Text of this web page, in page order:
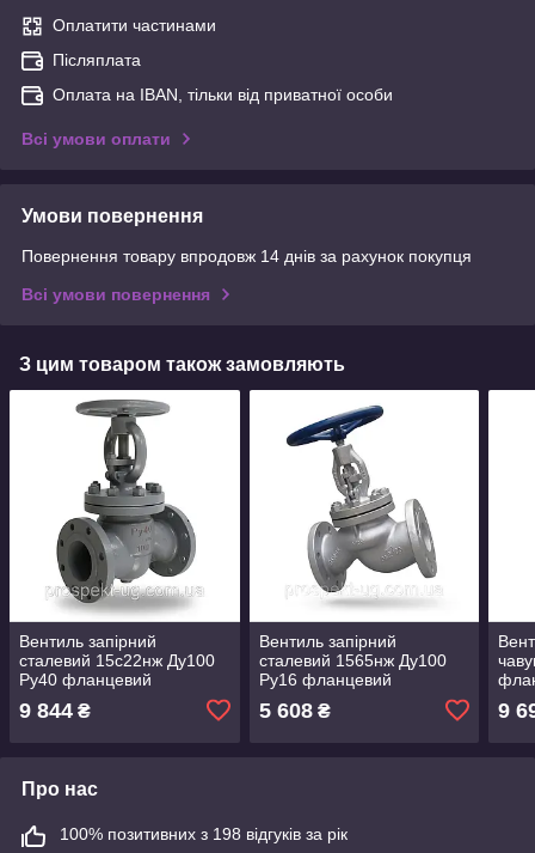
Оплатити частинами
Післяплата
Оплата на IBAN, тільки від приватної особи
Всі умови оплати
Умови повернення
Повернення товару впродовж 14 днів за рахунок покупця
Всі умови повернення
З цим товаром також замовляють
Вентиль запірний
сталевий 15с22нж Ду100
Ру40 фланцевий
9 844 ₴
Вентиль запірний
сталевий 1565нж Ду100
Ру16 фланцевий
5 608₴ 9
Про нас
100% позитивних з 198 відгуків за рік